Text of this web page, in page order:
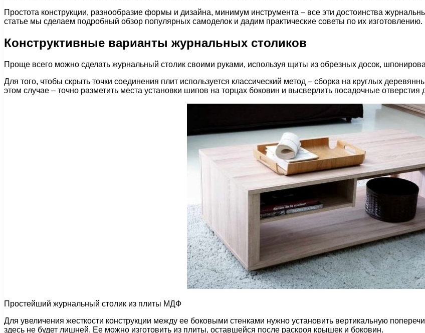
Простота конструкции, разнообразие формы и дизайна, минимум инструмента – все эти достоинства
статье мы сделаем подробный обзор популярных самоделок и дадим практические советы по их изготовлению.
Конструктивные варианты журнальных столиков
Проще всего можно сделать журнальный столик своими руками, используя щиты из обрезных досок,
Для того, чтобы скрыть точки соединения плит используется классический метод – сборка на круглых
этом случае – точно разметить места установки шипов на торцах боковин и высверлить посадочные
Простейший журнальный столик из плиты МДФ
Для увеличения жесткости конструкции между ее боковыми стенками нужно установить вертикальную
здесь не будет лишней. Ее можно изготовить из плиты, оставшейся после раскроя крышек и боковин.